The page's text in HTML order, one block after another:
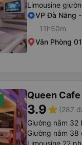
Limousine
VP Đà Nẵng
11h50m
Văn Phòng 01
Queen Cafe
3.9star (287
Giường nằm 32
Giường nằm 38